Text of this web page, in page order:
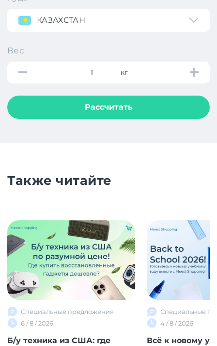
КАЗАХСТАН
Вес
кг
Рассчитать
Также читайте
Специальные предложения
6 / 8 / 2026
Б/у техника из США: где
Специальные
4 / 8 / 2026
Всё к новому